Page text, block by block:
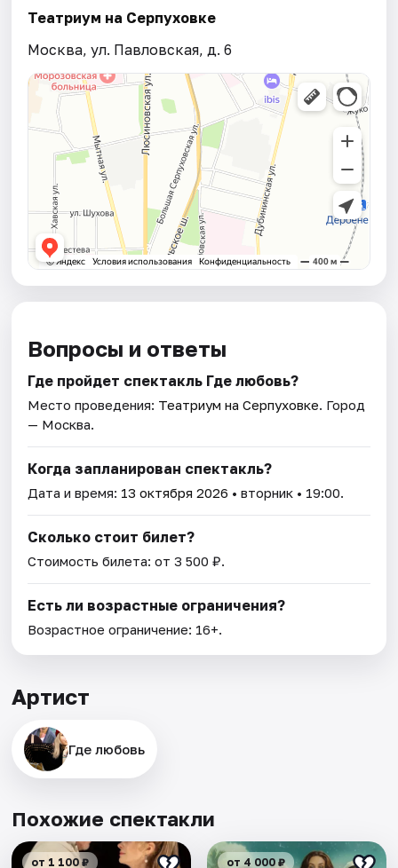
Театриум на Серпуховке
Москва, ул. Павловская, д. 6
Вопросы и ответы
Где пройдет спектакль Где любовь?
Место проведения: Театриум на Серпуховке. Город
— Москва.
Когда запланирован спектакль?
Дата и время: 13 октября 2026 • вторник • 19:00.
Сколько стоит билет?
Стоимость билета: от 3 500 ₽.
Есть ли возрастные ограничения?
Возрастное ограничение: 16+.
Артист
Где любовь
Похожие спектакли
от 1 100 ₽ от 4 000 ₽